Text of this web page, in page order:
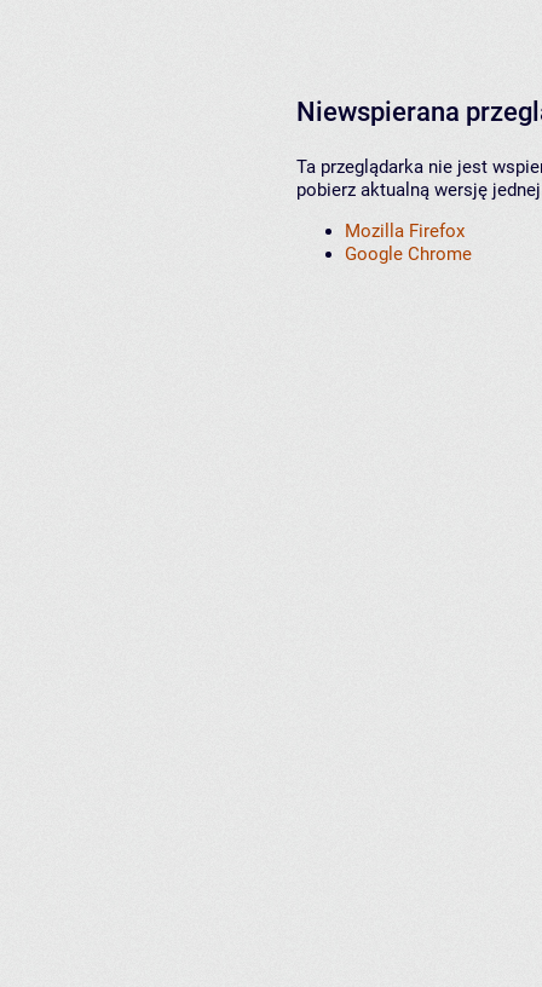
Niewspierana
Ta przeglądarka nie jest
pobierz aktualną wersję
Mozilla Firefox
Google Chrome